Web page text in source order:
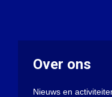
Over ons
Nieuws en